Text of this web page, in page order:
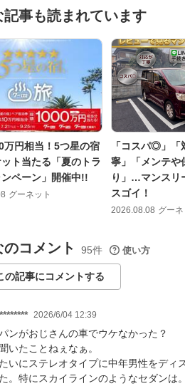
記事も読まれています
万円相当！5つ星の宿
ト当たる「夏のトラ
ペーン」開催中!!
グーネット
「コスパ◎」「
寧」「メンテや
り」…マンスリ
スゴイ！
2026.08.08 グーネ
のコメント 95件 使い方
の記事にコメントする
2026/6/04 12:39
ンがおじさんの車でウケなかった？
いたことねぇなぁ。
いにステレオタイプに中年男性をディ
。特にスカイラインのようなセダンは。